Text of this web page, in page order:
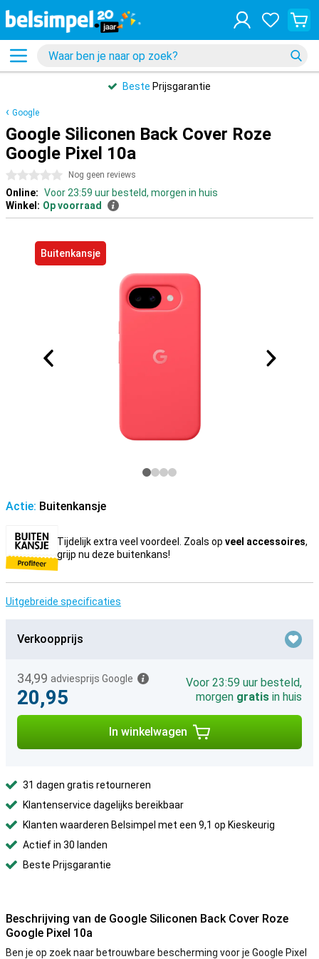
Beste Prijsgarantie
Google
Google Siliconen Back Cover Roze
Google Pixel 10a
0 sterren Nog geen reviews
Online: Voor 23:59 uur besteld, morgen in huis
Winkel: Op voorraad
Buitenkansje
Actie: Buitenkansje
Tijdelijk extra veel voordeel. Zoals op veel accessoires,
grijp nu deze buitenkans!
Uitgebreide specificaties
Verkoopprijs
34,99 adviesprijs Google
20,95
Voor 23:59 uur besteld,
morgen gratis in huis
In winkelwagen
31 dagen gratis retourneren
Klantenservice dagelijks bereikbaar
Klanten waarderen Belsimpel met een 9,1 op Kieskeurig
Actief in 30 landen
Beste Prijsgarantie
Beschrijving van de Google Siliconen Back Cover Roze
Google Pixel 10a
Ben je op zoek naar betrouwbare bescherming voor je Google Pixel